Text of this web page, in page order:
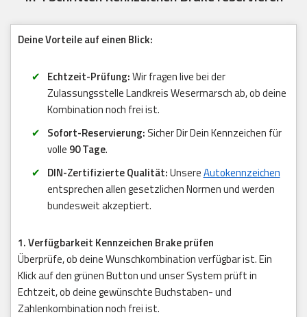
Deine Vorteile auf einen Blick:
Echtzeit-Prüfung:Wir fragen live bei der
Zulassungsstelle Landkreis Wesermarsch ab, ob deine
Kombination noch frei ist.
Sofort-Reservierung: Sicher Dir Dein Kennzeichen für
volle 90 Tage.
DIN-Zertifizierte Qualität:UnsereAutokennzeichen
entsprechen allen gesetzlichen Normen und werden
bundesweit akzeptiert.
1. Verfügbarkeit Kennzeichen Brake prüfen
Überprüfe, ob deine Wunschkombination verfügbar ist. Ein
Klick auf den grünen Button und unser System prüft in
Echtzeit, ob deine gewünschte Buchstaben- und
Zahlenkombination noch frei ist.